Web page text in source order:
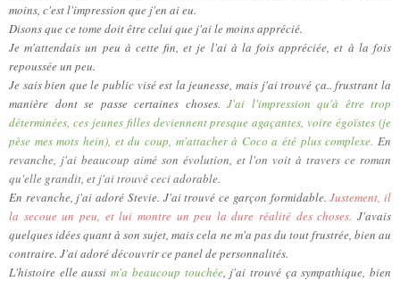
moins, c'est l'impression que j'en ai eu.
Disons que ce tome doit être celui que j'ai le moins apprécié.
Je m'attendais un peu à cette fin, et je l'ai à la fois appréciée, et à la fois
repoussée un peu.
Je sais bien que le public visé est la jeunesse, mais j'ai trouvé ça.. frustrant la
manière dont se passe certaines choses. J'ai l'impression qu'à être trop
déterminées, ces jeunes filles deviennent presque agaçantes, voire égoïstes (je
pèse mes mots hein), et du coup, m'attacher à Coco a été plus complexe. En
revanche, j'ai beaucoup aimé son évolution, et l'on voit à travers ce roman
qu'elle grandit, et j'ai trouvé ceci adorable.
En revanche, j'ai adoré Stevie. J'ai trouvé ce garçon formidable.Justement, il
la secoue un peu, et lui montre un peu la dure réalité des choses. J'avais
quelques idées quant à son sujet, mais cela ne m'a pas du tout frustrée, bien au
contraire. J'ai adoré découvrir ce panel de personnalités.
L'histoire elle aussim'a beaucoup touchée, j'ai trouvé ça sympathique, bien